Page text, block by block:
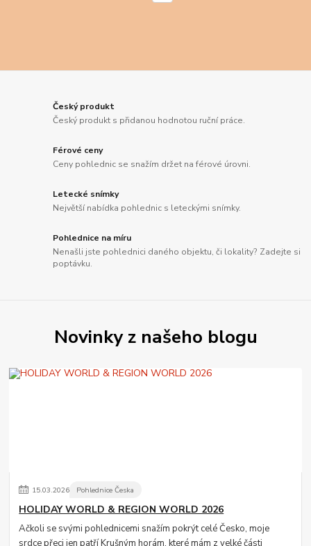
Český produkt
Český produkt s přidanou hodnotou ruční práce.
Férové ceny
Ceny pohlednic se snažím držet na férové úrovni.
Letecké snímky
Největší nabídka pohlednic s leteckými snímky.
Pohlednice na míru
Nenašli jste pohlednici daného objektu, či lokality? Zadejte si
poptávku.
Novinky z našeho blogu
15.03.2026 Pohlednice Česka
HOLIDAY WORLD & REGION WORLD 2026
Ačkoli se svými pohlednicemi snažím pokrýt celé Česko, moje
srdce přeci jen patří Krušným horám, které mám z velké části